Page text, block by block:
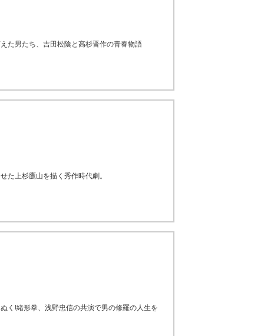
男たち、吉田松陰と高杉晋作の青春物語
た上杉鷹山を描く秀作時代劇。
く!緒形拳、浅野忠信の共演で男の修羅の人生を